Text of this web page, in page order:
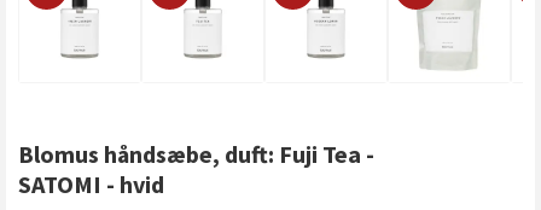
Blomus håndsæbe, duft: Fuji Tea -
SATOMI - hvid